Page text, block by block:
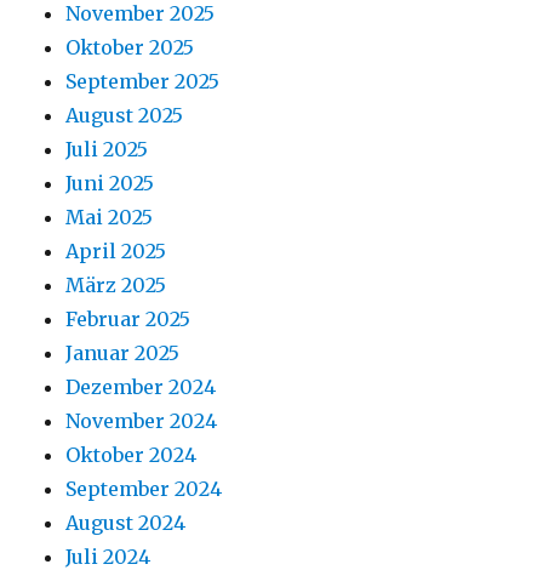
November 2025
Oktober 2025
September 2025
August 2025
Juli 2025
Juni 2025
Mai 2025
April 2025
März 2025
Februar 2025
Januar 2025
Dezember 2024
November 2024
Oktober 2024
September 2024
August 2024
Juli 2024